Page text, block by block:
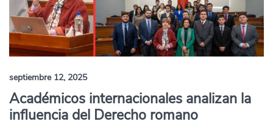
septiembre 12, 2025
Académicos internacionales analizan la
influencia del Derecho romano